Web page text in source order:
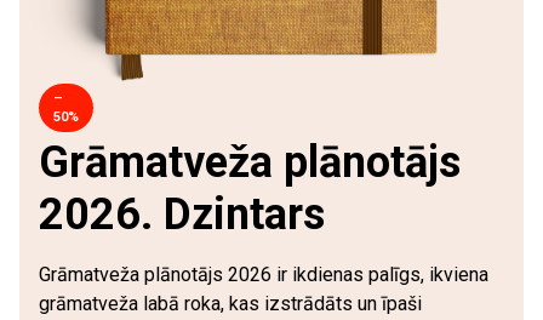
–
50%
Grāmatveža plānotājs
2026. Dzintars
Grāmatveža plānotājs 2026 ir ikdienas palīgs, ikviena
grāmatveža labā roka, kas izstrādāts un īpaši